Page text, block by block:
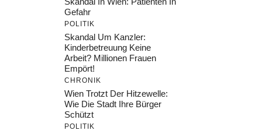
Gefahr
POLITIK
Skandal Um Kanzler:
Kinderbetreuung Keine
Arbeit? Millionen Frauen
Empört!
CHRONIK
Wien Trotzt Der Hitzewelle:
Wie Die Stadt Ihre Bürger
Schützt
POLITIK